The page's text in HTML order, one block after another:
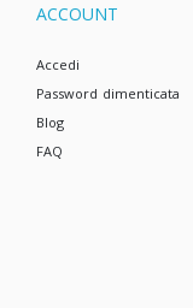
ACCOUNT
Accedi
Password dimenticata
Blog
FAQ